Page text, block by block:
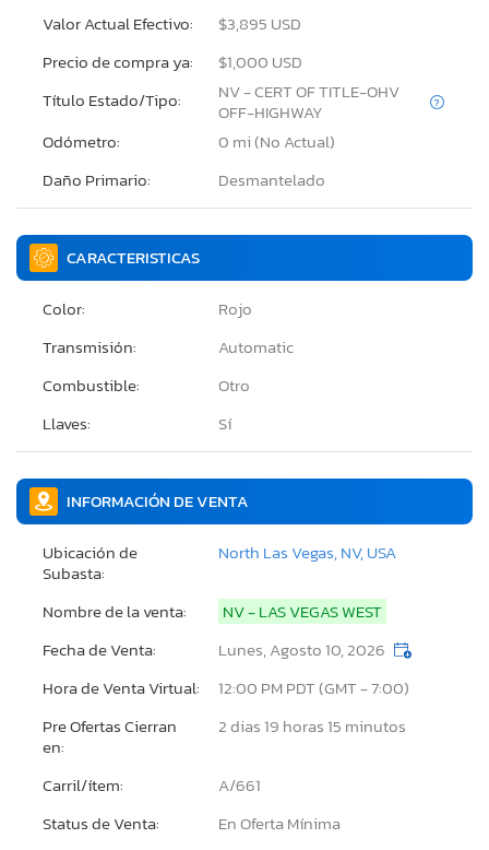
Valor Actual Efectivo:
$3,895 USD
Precio de compra ya:
$1,000 USD
Título Estado/Tipo:
NV - CERT OF TITLE-OHV
OFF-HIGHWAY
Odómetro:
0 mi (No Actual)
Daño Primario:
Desmantelado
CARACTERISTICAS
Color:
Rojo
Transmisión:
Automatic
Combustible:
Otro
Llaves:
Sí
INFORMACIÓN DE VENTA
Ubicación de
Subasta:
North Las Vegas, NV, USA
Nombre de la venta:
NV - LAS VEGAS WEST
Fecha de Venta:
Lunes, Agosto 10, 2026
Hora de Venta Virtual:
12:00 PM PDT (GMT - 7:00)
Pre Ofertas Cierran
en:
2 dias 19 horas 15 minutos
Carril/ítem:
A/661
Status de Venta:
En Oferta Mínima